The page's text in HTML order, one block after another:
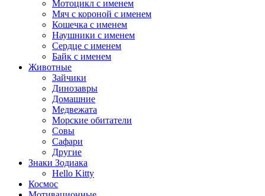
Мотоцикл с именем
Мяч с короной с именем
Кошечка с именем
Наушники с именем
Сердце с именем
Байк с именем
Животные
Зайчики
Динозавры
Домашние
Медвежата
Морские обитатели
Совы
Сафари
Другие
Знаки Зодиака
Hello Kitty
Космос